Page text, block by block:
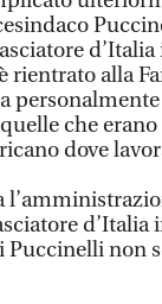
rientrato alla
che
dove
Puccinelli non